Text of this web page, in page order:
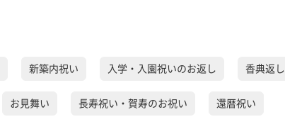
新築内祝い 入学・入園祝いのお返し 香典返し
お見舞い 長寿祝い・賀寿のお祝い 還暦祝い